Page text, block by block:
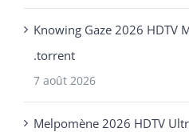
Knowing Gaze 2026 HDTV
.torrent
7 août 2026
Melpomène 2026 HDTV